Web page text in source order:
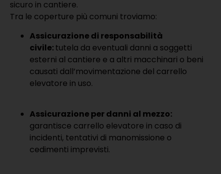
sicuro in cantiere.
Tra le coperture più comuni troviamo:
Assicurazione di responsabilità
civile:tutela da eventuali danni a soggetti
esterni al cantiere e a altri macchinari o beni
causati dall’movimentazione del carrello
elevatore in uso.
Assicurazione per danni al mezzo:
garantisce carrello elevatore in caso di
incidenti, tentativi di manomissione o
cedimenti imprevisti.